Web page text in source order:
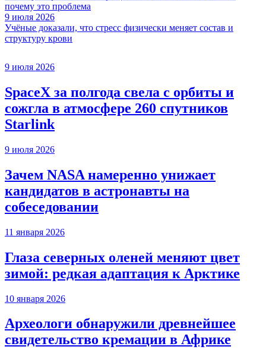
почему это проблема
9 июля 2026
Учёные доказали, что стресс физически меняет состав и
структуру крови
9 июля 2026
SpaceX за полгода свела с орбиты и
сожгла в атмосфере 260 спутников
Starlink
9 июля 2026
Зачем NASA намеренно унижает
кандидатов в астронавты на
собеседовании
11 января 2026
Глаза северных оленей меняют цвет
зимой: редкая адаптация к Арктике
10 января 2026
Археологи обнаружили древнейшее
свидетельство кремации в Африке